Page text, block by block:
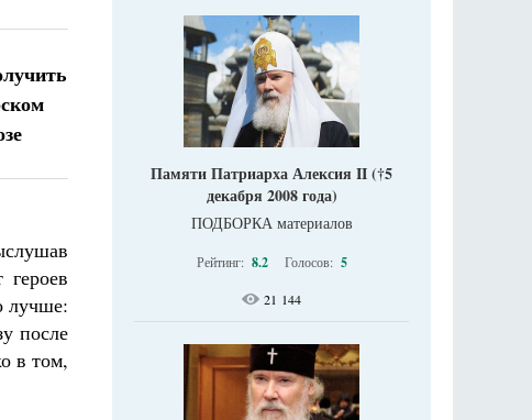
лучше:
после
в том,
Памяти Патриарха Алексия II (†5
декабря 2008 года)
ПОДБОРКА материалов
Рейтинг: 8.2 Голосов: 5
21 144